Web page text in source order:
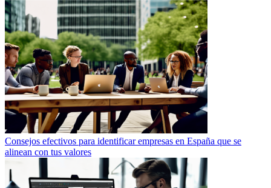
Consejos efectivos para identificar empresas en España que se
alinean con tus valores